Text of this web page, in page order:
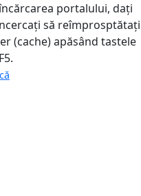
portalului, dați
să reîmprosptătați
(cache) apăsând tastele